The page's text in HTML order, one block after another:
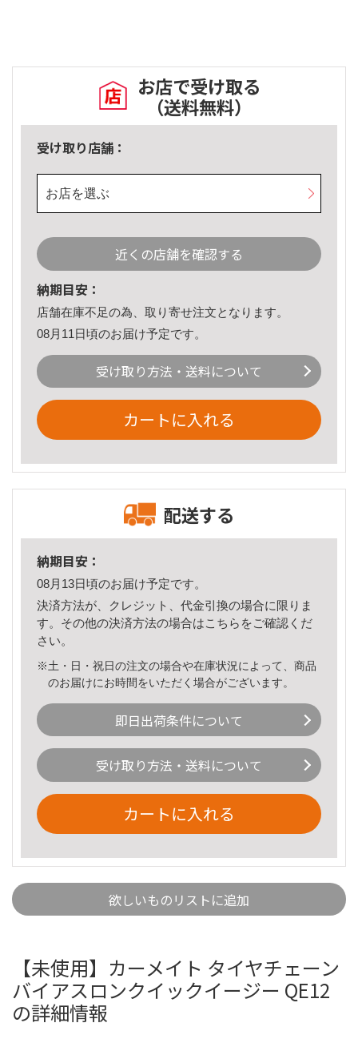
お店で受け取る
（送料無料）
受け取り店舗：
お店を選ぶ
近くの店舗を確認する
納期目安：
店舗在庫不足の為、取り寄せ注文となります。
08月11日頃のお届け予定です。
受け取り方法・送料について
カートに入れる
配送する
納期目安：
08月13日頃のお届け予定です。
決済方法が、クレジット、代金引換の場合に限りま
す。その他の決済方法の場合はこちら をご確認くだ
さい。
※土・日・祝日の注文の場合や在庫状況によって、商品
のお届けにお時間をいただく場合がございます。
即日出荷条件について
受け取り方法・送料について
カートに入れる
欲しいものリストに追加
【未使用】カーメイト タイヤチェーン
バイアスロンクイックイージー QE12
の詳細情報